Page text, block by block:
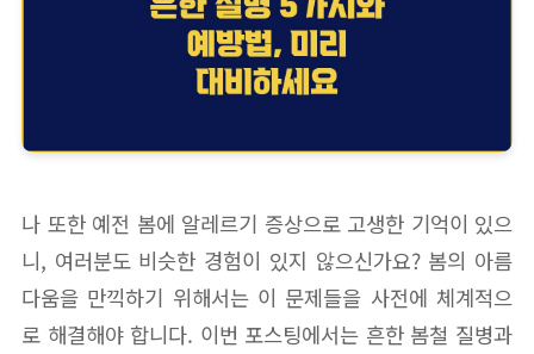
나 또한 예전 봄에 알레르기 증상으로 고생한 기억이 있으
니, 여러분도 비슷한 경험이 있지 않으신가요? 봄의 아름
다움을 만끽하기 위해서는 이 문제들을 사전에 체계적으
로 해결해야 합니다. 이번 포스팅에서는 흔한 봄철 질병과